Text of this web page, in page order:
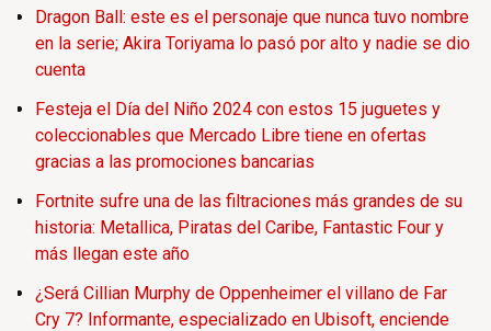
Dragon Ball: este es el personaje que nunca tuvo nombre
en la serie; Akira Toriyama lo pasó por alto y nadie se dio
cuenta
Festeja el Día del Niño 2024 con estos 15 juguetes y
coleccionables que Mercado Libre tiene en ofertas
gracias a las promociones bancarias
Fortnite sufre una de las filtraciones más grandes de su
historia: Metallica, Piratas del Caribe, Fantastic Four y
más llegan este año
¿Será Cillian Murphy de Oppenheimer el villano de Far
Cry 7? Informante, especializado en Ubisoft, enciende